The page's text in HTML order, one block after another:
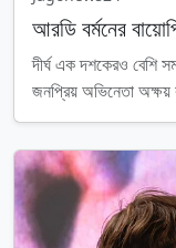
আরডি বর্মনের
দীর্ঘ এক দশকেরও বেশি
জনপ্রিয় অভিনেতা অক্ষয়